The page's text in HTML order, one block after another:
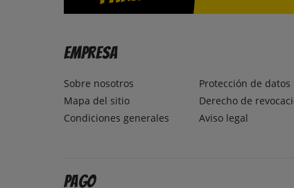
Empresa
Sobre nosotros
Mapa del sitio
Condiciones generales
Protección de datos
Derecho de
Aviso legal
Pago